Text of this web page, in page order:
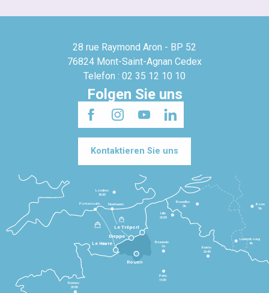
28 rue Raymond Aron - BP 52
76824 Mont-Saint-Agnan Cedex
Telefon : 02 35 12 10 10
Folgen Sie uns
Kontaktieren Sie uns
Le Havre
Dieppe
Le Tréport
Rennes
2h30
Paris
1h30
Beauvais
1h
Reims
2h45
Lille
2h30
Bruxelles
3h
Londres
3h30
Newhaven
Portsmouth
Bonn
5h
Luxembourg
4h
Rouen